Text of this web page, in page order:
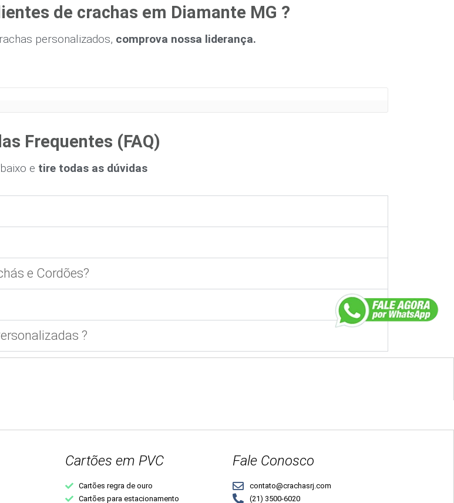
de crachas em Diamante MG ?
personalizados, comprova nossa liderança.
Frequentes (FAQ)
e tire todas as dúvidas
e Cordões?
?
Cartões em PVC
Cartões regra de ouro
Cartões para estacionamento
Fale Conosco
contato@crachasrj.com
(21) 3500-6020